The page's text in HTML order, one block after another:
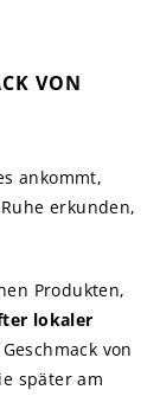
VON
ankommt,
erkunden,
Produkten,
lokaler
von
später am